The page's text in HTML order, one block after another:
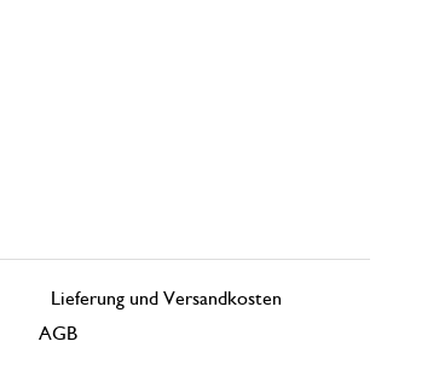
Lieferung und Versandkosten
AGB